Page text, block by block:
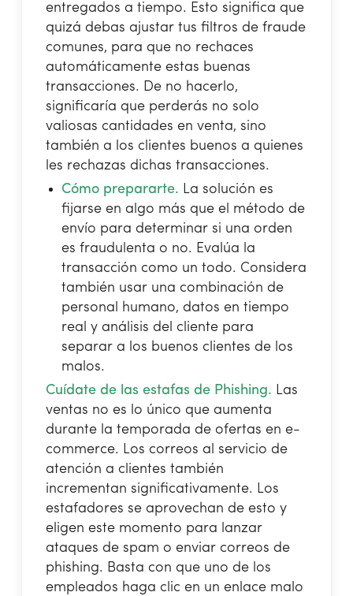
entregados a tiempo. Esto significa que
quizá debas ajustar tus filtros de fraude
comunes, para que no rechaces
automáticamente estas buenas
transacciones. De no hacerlo,
significaría que perderás no solo
valiosas cantidades en venta, sino
también a los clientes buenos a quienes
les rechazas dichas transacciones.
Cómo prepararte. La solución es
fijarse en algo más que el método de
envío para determinar si una orden
es fraudulenta o no. Evalúa la
transacción como un todo. Considera
también usar una combinación de
personal humano, datos en tiempo
real y análisis del cliente para
separar a los buenos clientes de los
malos.
Cuídate de las estafas de Phishing. Las
ventas no es lo único que aumenta
durante la temporada de ofertas en e-
commerce. Los correos al servicio de
atención a clientes también
incrementan significativamente. Los
estafadores se aprovechan de esto y
eligen este momento para lanzar
ataques de spam o enviar correos de
phishing. Basta con que uno de los
empleados haga clic en un enlace malo